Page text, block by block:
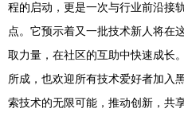
程的启动，更是一次与行业前沿接
点。它预示着又一批技术新人将在
取力量，在社区的互助中快速成长
所成，也欢迎所有技术爱好者加入
索技术的无限可能，推动创新，共